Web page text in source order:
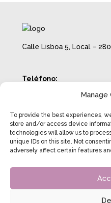
Manage
To provide the best experiences,
store and/or access device
technologies will allow us to
unique IDs on this site. Not
adversely affect certain features
Calle Lisboa 5, Local –
Teléfono:
Horario con cita previa:
Lunes a Jueves de 8:00 a
Viernes de 8:00 a 14:00
Política de Privacidad